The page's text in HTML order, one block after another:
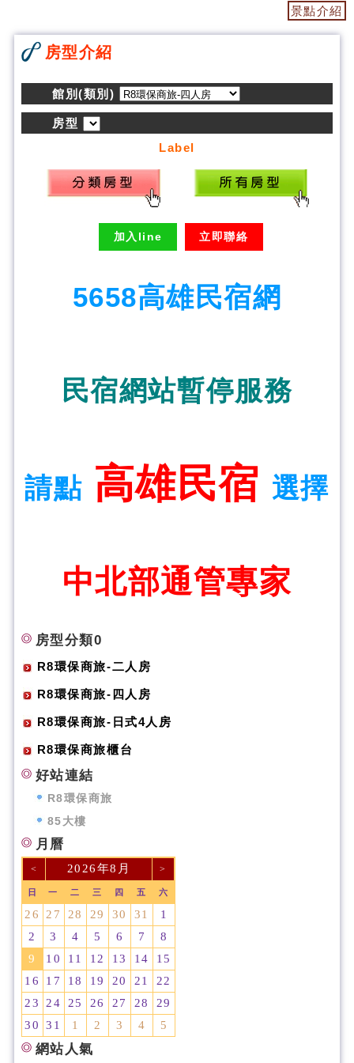
景點介紹
房型介紹
館別(類別)
房型
Label
加入line 立即聯絡
5658高雄民宿網
民宿網站暫停服務
請點 高雄民宿 選擇
中北部通管專家
房型分類0
R8環保商旅-二人房
R8環保商旅-四人房
R8環保商旅-日式4人房
R8環保商旅櫃台
好站連結
R8環保商旅
85大樓
月曆
< 2026年8月 >
日 一 二 三 四 五 六
26 27 28 29 30 31
1
2
3 4 5 6 7
8
9
10 11 12 13 14
15
16
17 18 19 20 21
22
23
24 25 26 27 28
29
30
31 1 2 3 4 5
網站人氣